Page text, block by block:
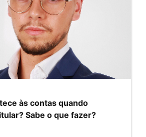
às contas quando
Sabe o que fazer?